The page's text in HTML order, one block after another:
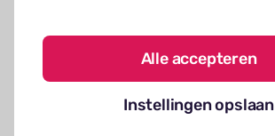
Alle accepteren
Instellingen opslaan
Algemene voorwaarden